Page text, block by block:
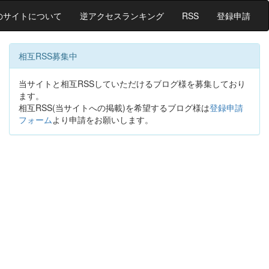
サイトについて 逆アクセスランキング RSS 登録申請
相互RSS募集中
当サイトと相互RSSしていただけるブログ様を募集しており
ます。
相互RSS(当サイトへの掲載)を希望するブログ様は登録申請
フォームより申請をお願いします。